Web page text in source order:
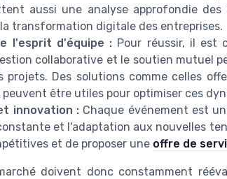
aussi une analyse approfondie
transformation digitale des entreprises.
l'esprit d'équipe : Pour réussir, il est
collaborative et le soutien mutuel
projets. Des solutions comme celles
être utiles pour optimiser ces
innovation : Chaque événement est
et l'adaptation aux nouvelles
et de proposer une offre de
doivent donc constamment